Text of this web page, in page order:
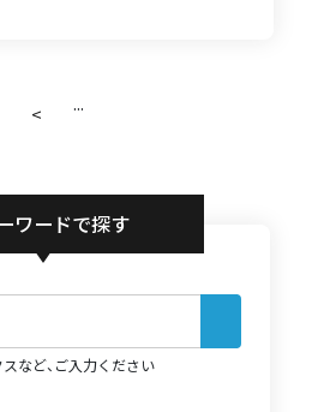
< ...
ワードで探す
スなど、ご入力ください